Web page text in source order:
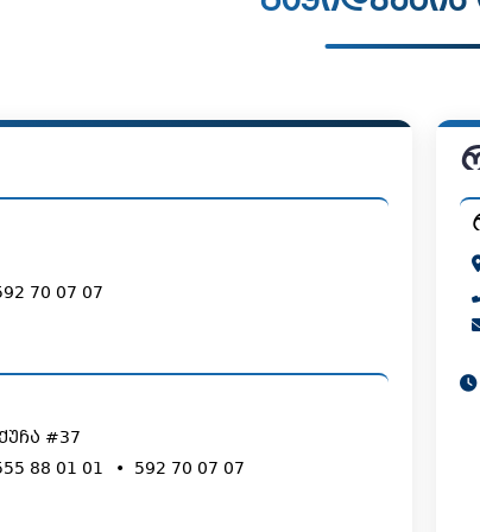
70 07 07
#37
88 01 01 • 592 70 07 07